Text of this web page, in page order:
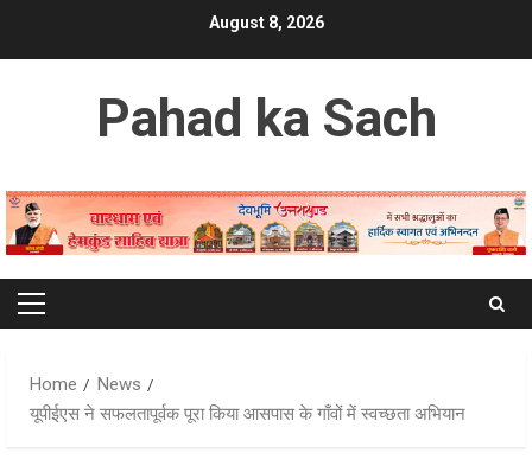
August 8, 2026
Pahad ka Sach
Primary
Home
News
यूपीईएस ने सफलतापूर्वक पूरा किया आसपास के गाँवों में स्वच्छता अभियान